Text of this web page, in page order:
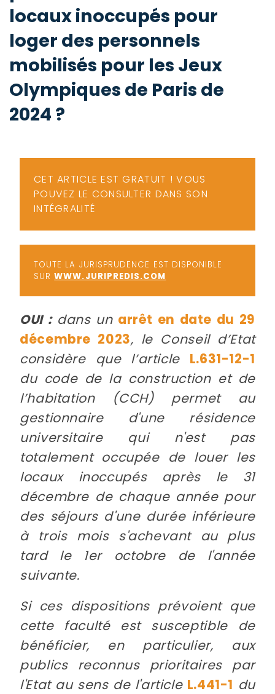
locaux inoccupés pour
loger des personnels
mobilisés pour les Jeux
Olympiques de Paris de
2024 ?
CET ARTICLE EST GRATUIT ! VOUS
POUVEZ LE CONSULTER DANS SON
INTÉGRALITÉ
TOUTE LA JURISPRUDENCE EST DISPONIBLE
SURWWW.JURIPREDIS.COM
OUI :dans un arrêt en date du 29
décembre 2023, le Conseil d’Etat
considère que l’article L.631-12-1
du code de la construction et de
l’habitation (CCH) permet au
gestionnaire d'une résidence
universitaire qui n'est pas
totalement occupée de louer les
locaux inoccupés après le 31
décembre de chaque année pour
des séjours d'une durée inférieure
à trois mois s'achevant au plus
tard le 1er octobre de l'année
suivante.
Si ces dispositions prévoient que
cette faculté est susceptible de
bénéficier, en particulier, aux
publics reconnus prioritaires par
l'Etat au sens de l'article L.441-1 du